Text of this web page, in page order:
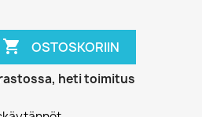
 OSTOSKORIIN
heti toimitus